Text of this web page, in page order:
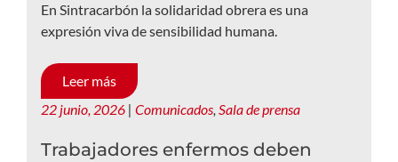
En Sintracarbón la solidaridad obrera es una
expresión viva de sensibilidad humana.
Leer más
22 junio, 2026 | Comunicados, Sala de prensa
Trabajadores enfermos deben